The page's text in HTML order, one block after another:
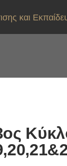
και